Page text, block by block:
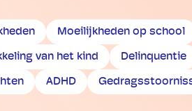
Moeilijkheden op school
van het kind Delinquentie
ADHD